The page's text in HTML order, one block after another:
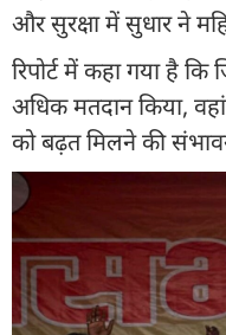
और सुरक्षा में सुधार ने
रिपोर्ट में कहा गया है
अधिक मतदान किया,
को बढ़त मिलने की